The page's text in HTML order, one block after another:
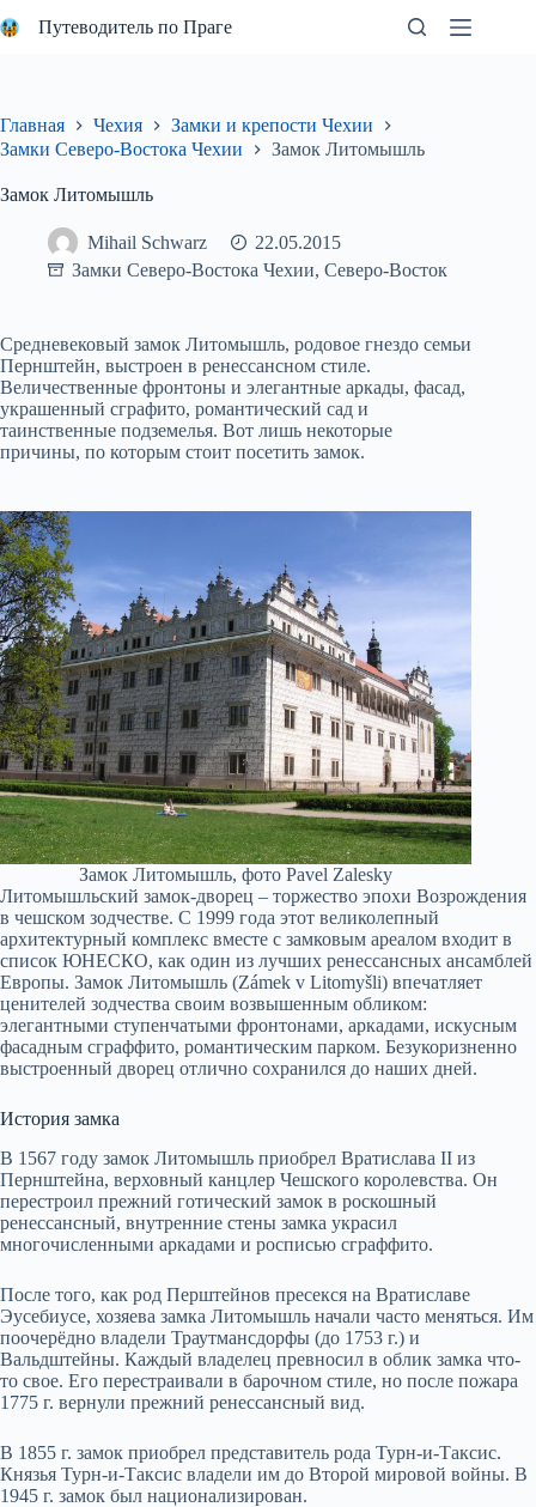
к
Путеводитель по Праге
Главная Чехия
Замки и крепости Чехии
Замки Северо-Востока Чехии
Замок Литомышль
Замок Литомышль
Mihail Schwarz
22.05.2015
Замки Северо-Востока Чехии, Северо-Восток
Средневековый замок Литомышль, родовое гнездо семьи
Пернштейн, выстроен в ренессансном стиле.
Величественные фронтоны и элегантные аркады, фасад,
украшенный сграфито, романтический сад и
таинственные подземелья. Вот лишь некоторые
причины, по которым стоит посетить замок.
Замок Литомышль, фото Pavel Zalesky
Литомышльский замок-дворец – торжество эпохи Возрождения
в чешском зодчестве. С 1999 года этот великолепный
архитектурный комплекс вместе с замковым ареалом входит в
список ЮНЕСКО, как один из лучших ренессансных ансамблей
Европы. Замок Литомышль (Zámek v Litomyšli) впечатляет
ценителей зодчества своим возвышенным обликом:
элегантными ступенчатыми фронтонами, аркадами, искусным
фасадным сграффито, романтическим парком. Безукоризненно
выстроенный дворец отлично сохранился до наших дней.
История замка
В 1567 году замок Литомышль приобрел Вратислава II из
Пернштейна, верховный канцлер Чешского королевства. Он
перестроил прежний готический замок в роскошный
ренессансный, внутренние стены замка украсил
многочисленными аркадами и росписью сграффито.
После того, как род Перштейнов пресекся на Вратиславе
Эусебиусе, хозяева замка Литомышль начали часто меняться. Им
поочерёдно владели Траутмансдорфы (до 1753 г.) и
Вальдштейны. Каждый владелец превносил в облик замка что-
то свое. Его перестраивали в барочном стиле, но после пожара
1775 г. вернули прежний ренессансный вид.
В 1855 г. замок приобрел представитель рода Турн-и-Таксис.
Князья Турн-и-Таксис владели им до Второй мировой войны. В
1945 г. замок был национализирован.